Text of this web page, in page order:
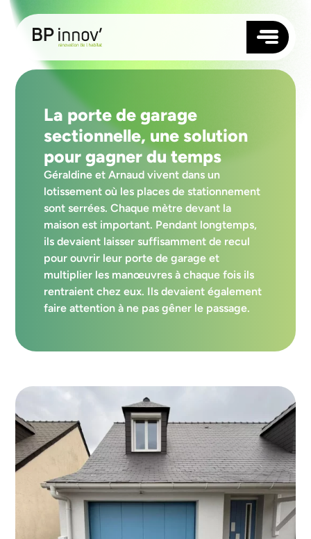
FAÇADE
ISOLATION
MENUISERIES
NOS AGENCES
ANGERS
NANTES
LAVAL
LE MANS
SAUMUR
VANNES
SAINT-BRIEUC
QUI SOMMES-NOUS ?
RÉALISATIONS
BLOG
CONTACTEZ-NOUS
SUIVEZ-NOUS
La porte de garage
sectionnelle, une solution
pour gagner du temps
Géraldine et Arnaud vivent dans un
lotissement où les places de stationnement
sont serrées. Chaque mètre devant la
maison est important. Pendant longtemps,
ils devaient laisser suffisamment de recul
pour ouvrir leur porte de garage et
multiplier les manœuvres à chaque fois ils
rentraient chez eux. Ils devaient également
faire attention à ne pas gêner le passage.